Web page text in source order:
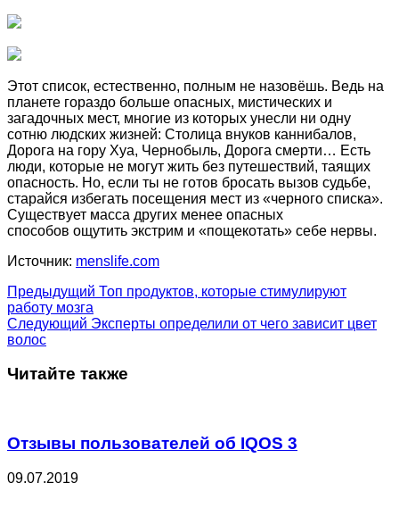
Этот список, естественно, полным не назовёшь. Ведь на
планете гораздо больше опасных, мистических и
загадочных мест, многие из которых унесли ни одну
сотню людских жизней: Столица внуков каннибалов,
Дорога на гору Хуа, Чернобыль, Дорога смерти… Есть
люди, которые не могут жить без путешествий, таящих
опасность. Но, если ты не готов бросать вызов судьбе,
старайся избегать посещения мест из «черного списка».
Существует масса других менее опасных
способов ощутить экстрим и «пощекотать» себе нервы.
Источник: menslife.com
Предыдущий Топ продуктов, которые стимулируют
работу мозга
Следующий Эксперты определили от чего зависит цвет
волос
Читайте также
Отзывы пользователей об IQOS 3
09.07.2019